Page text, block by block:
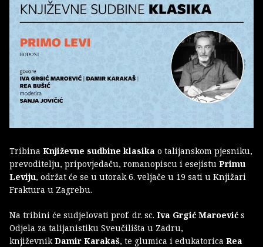
Tribina Književne sudbine klasika o talijanskom pjesniku,
prevoditelju, pripovjedaču, romanopiscu i esejistu Primu
Leviju, održat će se u utorak 6. veljače u 19 sati u Knjižari
Fraktura u Zagrebu.
Na tribini će sudjelovati prof. dr. sc. Iva Grgić Maroević s
Odjela za talijanistiku Sveučilišta u Zadru,
književnikDamir Karakaš, te glumica i edukatorica Rea